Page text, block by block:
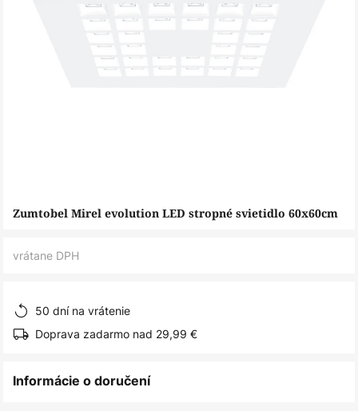
Preskočiť
Zumtobel Mirel evolution LED stropné svietidlo 60x60cm
vrátane DPH
50 dní na vrátenie
Doprava zadarmo nad 29,99 €
Informácie o doručení